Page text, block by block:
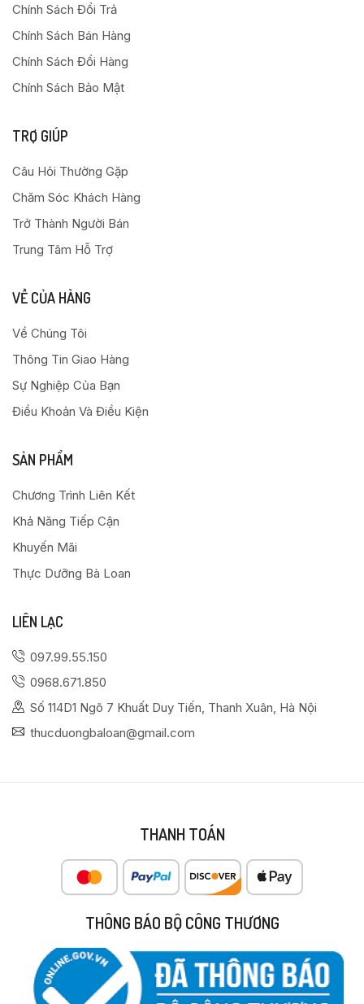
Chính Sách Đổi Trả
Chính Sách Bán Hàng
Chính Sách Đổi Hàng
Chính Sách Bảo Mật
TRỢ GIÚP
Câu Hỏi Thường Gặp
Chăm Sóc Khách Hàng
Trở Thành Người Bán
Trung Tâm Hỗ Trợ
VỀ CỦA HÀNG
Về Chúng Tôi
Thông Tin Giao Hàng
Sự Nghiệp Của Bạn
Điều Khoản Và Điều Kiện
SẢN PHẨM
Chương Trình Liên Kết
Khả Năng Tiếp Cận
Khuyến Mãi
Thực Dưỡng Bà Loan
LIÊN LẠC
097.99.55.150
0968.671.850
Số 114D1 Ngõ 7 Khuất Duy Tiến, Thanh Xuân, Hà Nội
thucduongbaloan@gmail.com
THANH TOÁN
THÔNG BÁO BỘ CÔNG THƯƠNG